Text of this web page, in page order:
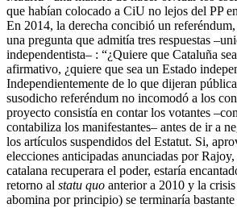
que habían colocado a CiU no lejos del PP
En 2014, la derecha concibió un
una pregunta que admitía tres respuestas
independentista– : “¿Quiere que Cataluña
afirmativo, ¿quiere que sea un Estado
Independientemente de lo que dijeran
susodicho referéndum no incomodó a los
proyecto consistía en contar los votantes
contabiliza los manifestantes– antes de ir a
los artículos suspendidos del Estatut. Si,
elecciones anticipadas anunciadas por
catalana recuperara el poder, estaría
retorno al statu quo anterior a 2010 y la
abomina por principio) se terminaría